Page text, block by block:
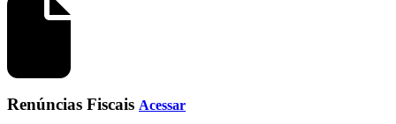
Renúncias Fiscais Acessar